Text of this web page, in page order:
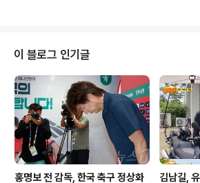
층적으로 분석하고, 그 배경에 숨겨진 의미를 파헤쳐 보겠
습니다. 남자는 성격, 여자는 외모?…고정관념을 깨는 반
결과설문조사 결과는 기존의 통념을 완전히 뒤엎는 듯
니다. '가장 중요한 이성 조건'을 묻는 질문에 남성은 '성
(73.1%)'을, 여성은 '외모(70.6%)'를 1순위로 꼽았습
다. 이는..
이 블로그 인기글
홍명보 전 감독, 한국 축구 정상화
김남길,